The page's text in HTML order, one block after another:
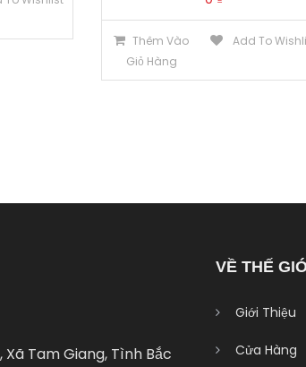
Thêm Vào
Giỏ Hàng
Add To
Tam Giang, Tình Bắc
VỀ THẾ
Giới Thiệu
Cửa Hàng